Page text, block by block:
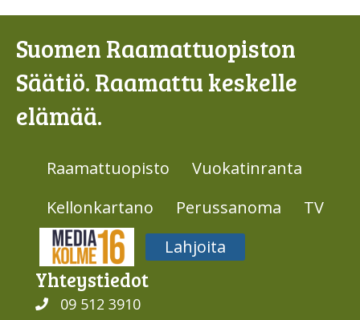
Suomen Raamattuopiston
Säätiö. Raamattu keskelle
elämää.
Raamattuopisto
Vuokatinranta
Kellonkartano
Perussanoma
TV
Media316
Lahjoita
Yhteys­tiedot
09 512 3910